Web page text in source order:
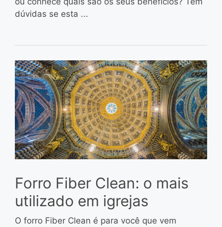
dúvidas se esta ...
Forro Fiber Clean: o mais
utilizado em igrejas
O forro Fiber Clean é para você que vem